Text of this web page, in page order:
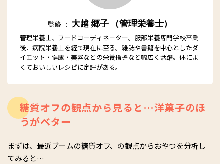
監修 ： 大越 郷子 （管理栄養士）
管理栄養士、フードコーディネーター。服部栄養専門学校卒業
後、病院栄養士を経て現在に至る。雑誌や書籍を中心としたダ
イエット・健康・美容などの栄養指導など幅広く活躍。体によ
くておいしいレシピに定評がある。
糖質オフの観点から見ると…洋菓子のほ
うがベター
まずは、最近ブームの糖質オフ、の観点からおやつを分析し
てみると…